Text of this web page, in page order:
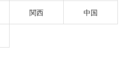
関西 中国